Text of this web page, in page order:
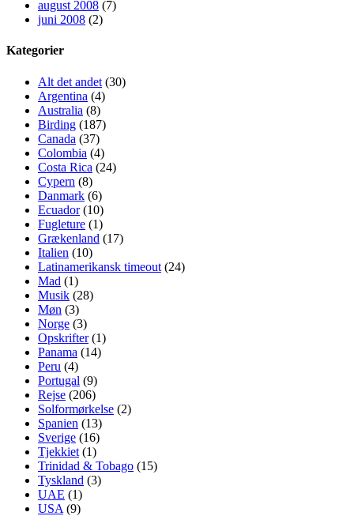
august 2008 (7)
juni 2008 (2)
Kategorier
Alt det andet (30)
Argentina (4)
Australia (8)
Birding (187)
Canada (37)
Colombia (4)
Costa Rica (24)
Cypern (8)
Danmark (6)
Ecuador(10)
Fugleture (1)
Grækenland (17)
Italien (10)
Latinamerikansk timeout (24)
Mad (1)
Musik (28)
Møn (3)
Norge (3)
Opskrifter(1)
Panama (14)
Peru (4)
Portugal (9)
Rejse (206)
Solformørkelse (2)
Spanien (13)
Sverige (16)
Tjekkiet (1)
Trinidad & Tobago (15)
Tyskland (3)
UAE (1)
USA (9)